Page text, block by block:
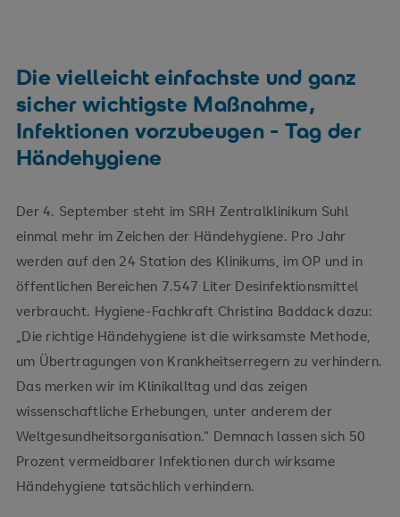
Die vielleicht einfachste und ganz
sicher wichtigste Maßnahme,
Infektionen vorzubeugen - Tag der
Händehygiene
Der 4. September steht im SRH Zentralklinikum Suhl
einmal mehr im Zeichen der Händehygiene. Pro Jahr
werden auf den 24 Station des Klinikums, im OP und in
öffentlichen Bereichen 7.547 Liter Desinfektionsmittel
verbraucht. Hygiene-Fachkraft Christina Baddack dazu:
„Die richtige Händehygiene ist die wirksamste Methode,
um Übertragungen von Krankheitserregern zu verhindern.
Das merken wir im Klinikalltag und das zeigen
wissenschaftliche Erhebungen, unter anderem der
Weltgesundheitsorganisation.“ Demnach lassen sich 50
Prozent vermeidbarer Infektionen durch wirksame
Händehygiene tatsächlich verhindern.